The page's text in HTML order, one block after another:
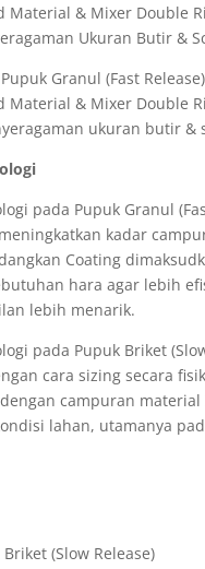
Material & Mixer Double
Ukuran Butir &
Granul (Fast
Material & Mixer Double
ukuran butir
pada Pupuk Granul
kadar
Coating
hara agar lebih
lebih menarik.
pada Pupuk Briket
cara sizing secara
campuran
lahan, utamanya
(Slow Release)